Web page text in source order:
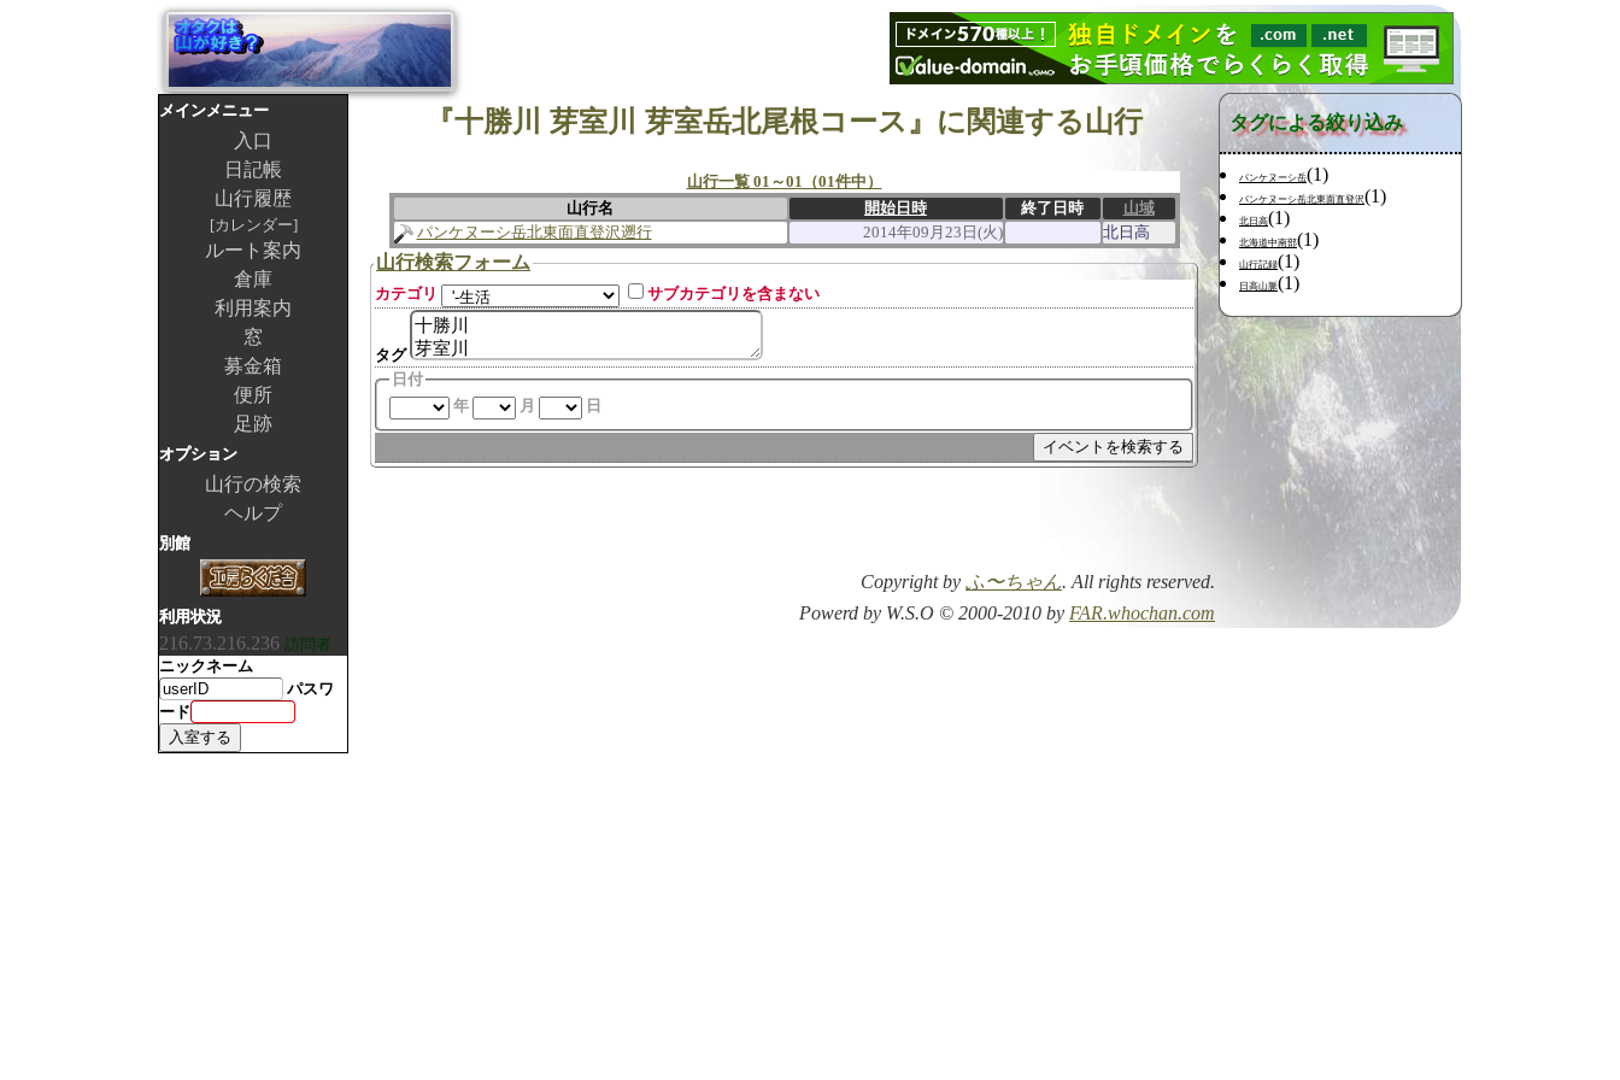
『十勝川 芽室川 芽室岳北尾根コース』に関連する山行
山行一覧 01～01（01件中）
山行名
開始日時 終了日時
山域
パンケヌーシ岳北東面直登沢遡行
2014年09月23日(火) 北日高
山行検索フォーム
カテゴリ サブカテゴリを含まない
タグ
日付
年
月 日
タグによる絞り込み
パンケヌーシ岳(1)
パンケヌーシ岳北東面直登沢(1)
北日高(1)
北海道中南部(1)
山行記録(1)
日高山脈(1)
メインメニュー
入口
日記帳
山行履歴
カレンダー
ルート案内
倉庫
利用案内
窓
募金箱
便所
足跡
オプション
山行の検索
ヘルプ
別館
利用状況
216.73.216.236 訪問者
ニックネーム
パスワ
ード
Copyright by ふ〜ちゃん. All rights reserved.
Powerd by W.S.O © 2000-2010 by FAR.whochan.com